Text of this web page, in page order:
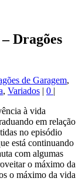
Dragões
de Garagem,
, Variados | 0 |
à vida
em relação
no episódio
está continuando
com algumas
o máximo da
o máximo da vida